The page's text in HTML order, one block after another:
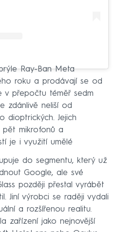
Ray-Ban Meta
roku a prodávají se od
v přepočtu téměř sedm
zdánlivě neliší od
dioptrických. Jejich
pět mikrofonů a
je i využití umělé
do segmentu, který už
Google, ale své
později přestal vyrábět
Jiní výrobci se raději vydali
a rozšířenou realitu.
zařízení jako nejnovější